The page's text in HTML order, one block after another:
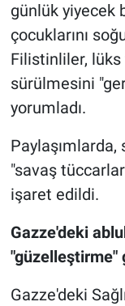
günlük yiyecek
çocuklarını
Filistinliler,
sürülmesini
yorumladı.
Paylaşımlarda,
"savaş
işaret edildi.
Gazze'deki
"güzelleştirme"
Gazze'deki